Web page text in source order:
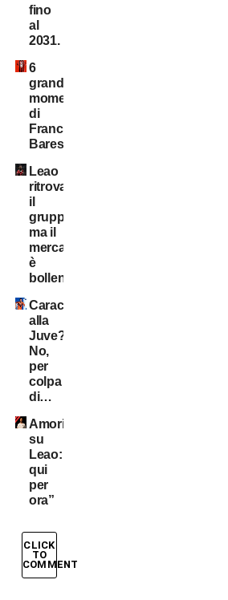
fino
al
2031.
6
grandi
momenti
di
Franco
Baresi
Leao
ritrova
il
gruppo,
ma il
mercato
è
bollente
Caracciolo
alla
Juve?
No,
per
colpa
di…
Amorim
su
Leao:”Resta
qui
per
ora”
CLICK
TO
COMMENT